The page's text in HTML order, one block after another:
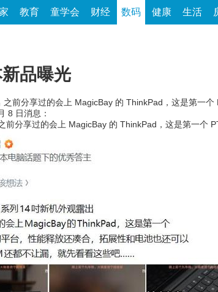
教育 童学会 财经 数码 健康 生活
品曝光
前分享过的会上 MagicBay 的 ThinkPad，这是第一个
8 日消息：
享过的会上 MagicBay 的 ThinkPad，这是第一个